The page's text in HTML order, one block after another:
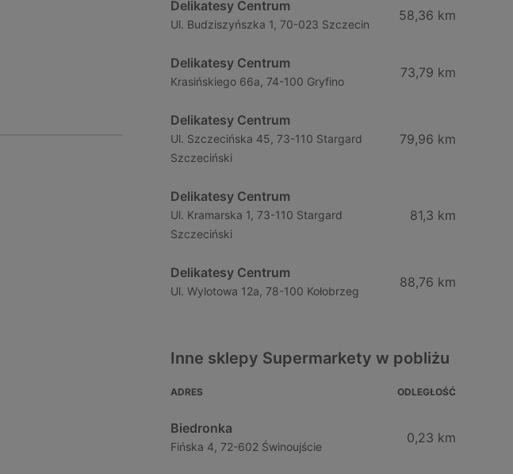
Delikatesy Centrum
Ul. Budziszyńszka 1, 70-023 Szczecin
58,36 km
Delikatesy Centrum
Krasińskiego 66a, 74-100 Gryfino
73,79 km
Delikatesy Centrum
Ul. Szczecińska 45, 73-110 Stargard
Szczeciński
79,96 km
Delikatesy Centrum
Ul. Kramarska 1, 73-110 Stargard
Szczeciński
81,3 km
Delikatesy Centrum
Ul. Wylotowa 12a, 78-100 Kołobrzeg
88,76 km
Inne sklepy Supermarkety w pobliżu
ADRES ODLEGŁOŚĆ
Biedronka
Fińska 4, 72-602 Świnoujście
0,23 km